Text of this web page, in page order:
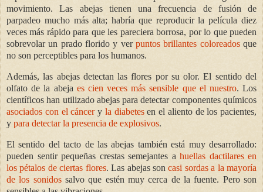
movimiento. Las abejas tienen una frecuencia de fusión de
parpadeo mucho más alta; habría que reproducir la película diez
veces más rápido para que les pareciera borrosa, por lo que pueden
sobrevolar un prado florido y ver puntos brillantes coloreadosque
no son perceptibles para los humanos.
Además, las abejas detectan las flores por su olor. El sentido del
olfato de la abeja es cien veces más sensible que el nuestro. Los
científicos han utilizado abejas para detectar componentes químicos
asociados con el cáncery la diabetesen el aliento de los pacientes,
y para detectar la presencia de explosivos.
El sentido del tacto de las abejas también está muy desarrollado:
pueden sentir pequeñas crestas semejantes a huellas dactilares en
los pétalos de ciertas flores. Las abejas soncasi sordas a la mayoría
de los sonidos salvo que estén muy cerca de la fuente. Pero son